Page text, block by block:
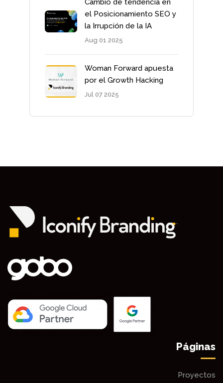
Cambio de tendencia en
el Posicionamiento SEO y
la Irrupción de la IA
Aug 01 2025
Woman Forward apuesta
por el Growth Hacking
Jul 07 2025
Páginas
Proyectos